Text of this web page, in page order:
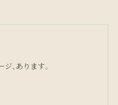
、あります。